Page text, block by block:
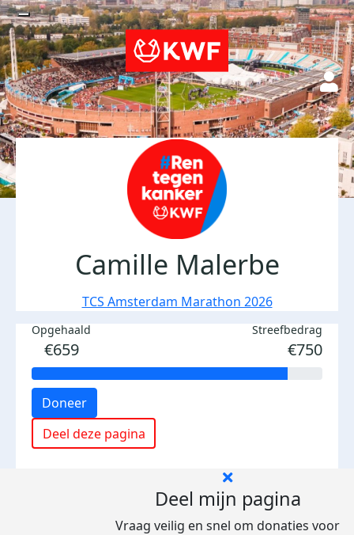
Camille Malerbe
TCS Amsterdam Marathon 2026
Opgehaald
€659
Streefbedrag
€750
Doneer
Deel deze pagina
Deel mijn pagina
Vraag veilig en snel om donaties voor